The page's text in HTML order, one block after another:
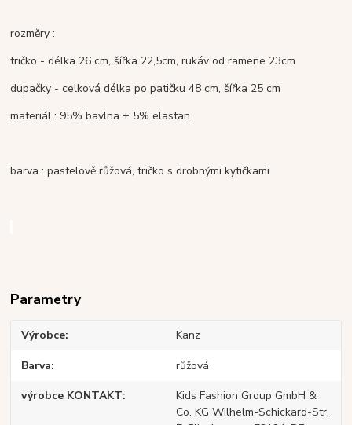
rozměry :
tričko - délka 26 cm, šířka 22,5cm, rukáv od ramene 23cm
dupačky - celková délka po patičku 48 cm, šířka 25 cm
materiál : 95% bavlna + 5% elastan
barva : pastelově růžová, tričko s drobnými kytičkami
Parametry
Výrobce Kanz
Barva růžová
výrobce KONTAKT
Kids Fashion Group GmbH &
Co. KG Wilhelm-Schickard-Str.